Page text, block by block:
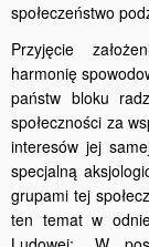
społeczeństwo
Przyjęcie
harmonię
państw bloku
społeczności za
interesów jej
specjalną
grupami tej
ten temat w